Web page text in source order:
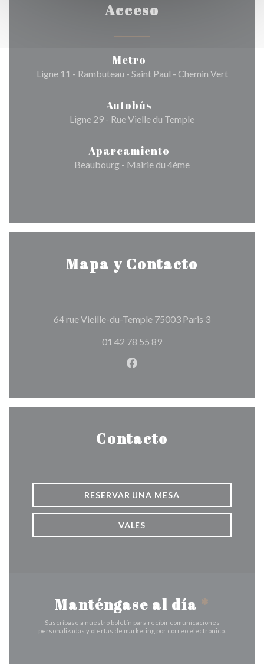
Acceso
Metro
Ligne 11 - Rambuteau - Saint Paul - Chemin Vert
Autobús
Ligne 29 - Rue Vielle du Temple
Aparcamiento
Beaubourg - Mairie du 4ème
Mapa y Contacto
64 rue Vieille-du-Temple 75003 Paris 3((abre en
01 42 78 55 89
Facebook ((abre en una
Contacto
RESERVAR UNA MESA
VALES
Manténgase al día *
Suscríbase a nuestro boletín para recibir comunicaciones
personalizadas y ofertas de marketing por correo electrónico.